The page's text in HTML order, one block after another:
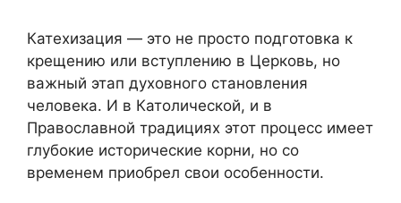
Катехизация — это не просто подготовка к
крещению или вступлению в Церковь, но
важный этап духовного становления
человека. И в Католической, и в
Православной традициях этот процесс имеет
глубокие исторические корни, но со
временем приобрел свои особенности.